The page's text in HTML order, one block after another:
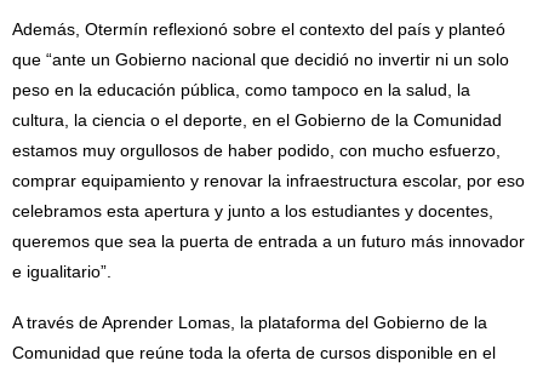
Además, Otermín reflexionó sobre el contexto del país y planteó
que “ante un Gobierno nacional que decidió no invertir ni un solo
peso en la educación pública, como tampoco en la salud, la
cultura, la ciencia o el deporte, en el Gobierno de la Comunidad
estamos muy orgullosos de haber podido, con mucho esfuerzo,
comprar equipamiento y renovar la infraestructura escolar, por eso
celebramos esta apertura y junto a los estudiantes y docentes,
queremos que sea la puerta de entrada a un futuro más innovador
e igualitario”.
A través de Aprender Lomas, la plataforma del Gobierno de la
Comunidad que reúne toda la oferta de cursos disponible en el